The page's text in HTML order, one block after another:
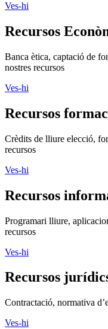
Ves-hi
Recursos
Banca ètica, captació de
nostres recursos
Ves-hi
Recursos
Crèdits de lliure elecció,
recursos
Ves-hi
Recursos
Programari lliure,
recursos
Ves-hi
Recursos
Contractació, normativa
Ves-hi